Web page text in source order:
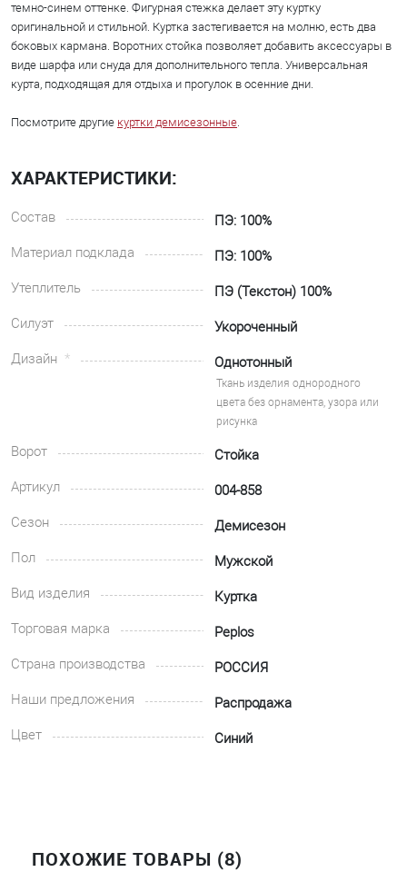
темно-синем оттенке. Фигурная стежка делает эту куртку
оригинальной и стильной. Куртка застегивается на молню, есть два
боковых кармана. Воротних стойка позволяет добавить аксессуары в
виде шарфа или снуда для дополнительного тепла. Универсальная
курта, подходящая для отдыха и прогулок в осенние дни.
Посмотрите другие куртки демисезонные.
ХАРАКТЕРИСТИКИ:
Состав
ПЭ: 100%
Материал подклада
ПЭ: 100%
Утеплитель
ПЭ (Текстон) 100%
Силуэт
Укороченный
Дизайн
Однотонный
Ткань изделия однородного
цвета без орнамента, узора или
рисунка
Ворот
Стойка
Артикул
004-858
Сезон
Демисезон
Пол
Мужской
Вид изделия
Куртка
Торговая марка
Peplos
Страна производства
РОССИЯ
Наши предложения
Распродажа
Цвет
Синий
ПОХОЖИЕ ТОВАРЫ (8)